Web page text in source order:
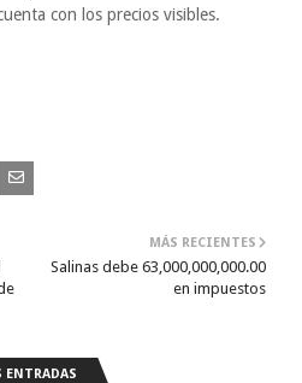
con los precios visibles.
MÁS RECIENTES
Salinas debe 63,000,000,000.00
en impuestos
ENTRADAS